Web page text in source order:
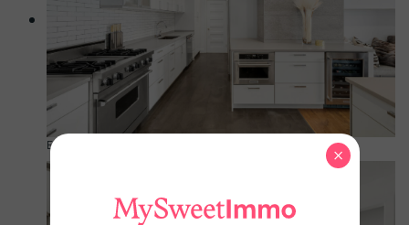
Evan Joseph Studios, Compass ×